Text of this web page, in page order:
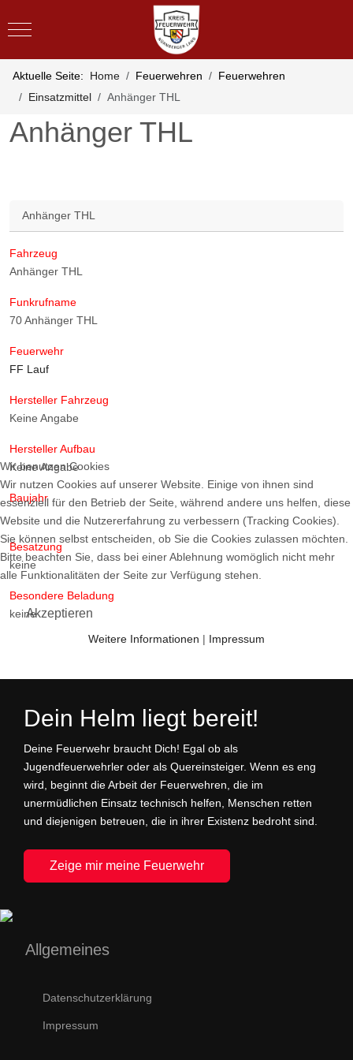
Mobile Menu Toggle
Aktuelle Seite: Home Feuerwehren
Feuerwehren
Einsatzmittel
Anhänger THL
Anhänger THL
Anhänger THL
Fahrzeug
Anhänger THL
Funkrufname
70 Anhänger THL
Feuerwehr
FF Lauf
Hersteller Fahrzeug
Keine Angabe
Hersteller Aufbau
Keine Angabe
Baujahr
Besatzung
keine
Besondere Beladung
keine
Dein Helm liegt bereit!
Deine Feuerwehr braucht Dich! Egal ob als
Jugendfeuerwehrler oder als Quereinsteiger. Wenn es eng
wird, beginnt die Arbeit der Feuerwehren, die im
unermüdlichen Einsatz technisch helfen, Menschen retten
und diejenigen betreuen, die in ihrer Existenz bedroht sind.
Zeige mir meine Feuerwehr
Allgemeines
Datenschutzerklärung
Impressum
Wir benutzen Cookies
Wir nutzen Cookies auf unserer Website. Einige von ihnen sind
essenziell für den Betrieb der Seite, während andere uns helfen, diese
Website und die Nutzererfahrung zu verbessern (Tracking Cookies).
Sie können selbst entscheiden, ob Sie die Cookies zulassen möchten.
Bitte beachten Sie, dass bei einer Ablehnung womöglich nicht mehr
alle Funktionalitäten der Seite zur Verfügung stehen.
Akzeptieren
Weitere Informationen | Impressum